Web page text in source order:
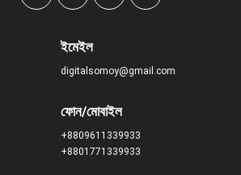
ইমেইল
digitalsomoy@gmail.com
ফোন/মোবাইল
+8809611339933
+8801771339933